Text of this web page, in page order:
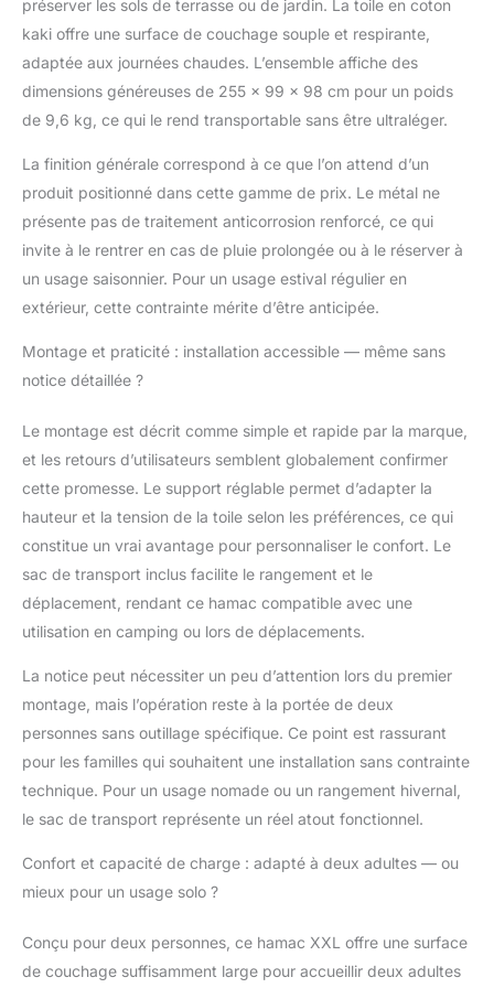
facilement la hauteur
du hamac pour un
confort optimal grâce
aux crochets et aux
petits trous sur le
support. Sur chaque
trous sont répartis de
manière égale pour
vous permettre
d'ajuster la position
décider à quelle
profondeur ou à quelle
souhaitez vous
pour hamac est un
support robuste en
qui offre une résistance
et une stabilité fiables
dans une pièce. Son
revêtement en poudre
résistant aux
intempéries. Notre
doté de deux crochets
solides et de haute
qualité pour une
fixation facile.
- Le hamac est
fabriqué à partir d'un
polyester pour une
les journées de détente
à l'intérieur comme à
préserver les sols de terrasse ou de jardin. La toile en coton
kaki offre une surface de couchage souple et respirante,
adaptée aux journées chaudes. L’ensemble affiche des
dimensions généreuses de 255 x 99 x 98 cm pour un poids
de 9,6 kg, ce qui le rend transportable sans être ultraléger.
La finition générale correspond à ce que l’on attend d’un
produit positionné dans cette gamme de prix. Le métal ne
présente pas de traitement anticorrosion renforcé, ce qui
invite à le rentrer en cas de pluie prolongée ou à le réserver à
un usage saisonnier. Pour un usage estival régulier en
extérieur, cette contrainte mérite d’être anticipée.
Montage et praticité : installation accessible — même sans
notice détaillée ?
Le montage est décrit comme simple et rapide par la marque,
et les retours d’utilisateurs semblent globalement confirmer
cette promesse. Le support réglable permet d’adapter la
hauteur et la tension de la toile selon les préférences, ce qui
constitue un vrai avantage pour personnaliser le confort. Le
sac de transport inclus facilite le rangement et le
déplacement, rendant ce hamac compatible avec une
utilisation en camping ou lors de déplacements.
La notice peut nécessiter un peu d’attention lors du premier
montage, mais l’opération reste à la portée de deux
personnes sans outillage spécifique. Ce point est rassurant
pour les familles qui souhaitent une installation sans contrainte
technique. Pour un usage nomade ou un rangement hivernal,
le sac de transport représente un réel atout fonctionnel.
Confort et capacité de charge : adapté à deux adultes — ou
mieux pour un usage solo ?
Conçu pour deux personnes, ce hamac XXL offre une surface
de couchage suffisamment large pour accueillir deux adultes